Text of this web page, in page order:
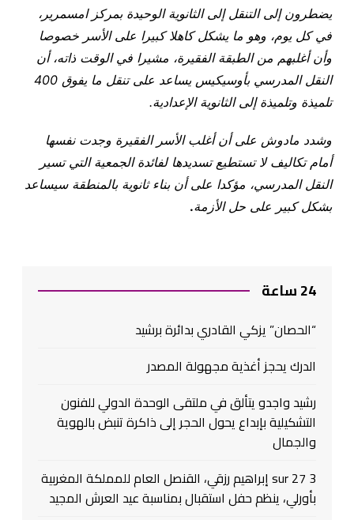
يضطرون إلى التنقل إلى الثانوية الوحيدة بمركز امسمرير،
في كل يوم، وهو ما يشكل كاهلا كبيرا على الأسر خصوصا
وأن أغلبهم من الطبقة الفقيرة، مشيرا في الوقت ذاته، أن
النقل المدرسي بأوسيكيس يساعد على تنقل ما يفوق 400
تلميذة وتلميذة إلى الثانوية الإعدادية.
وشدد مادوش على أن أغلب الأسر الفقيرة وجدت نفسها
أمام تكاليف لا تستطيع تسديدها لفائدة الجمعية التي تسير
النقل المدرسي، مؤكدا على أن بناء ثانوية بالمنطقة سيساعد
بشكل كبير على حل الأزمة.
24 ساعة
“الحصان” يزكي القادري بدائرة برشيد
الدرك يحجز أغذية مجهولة المصدر
رشيد واجدو يتألق في ملتقى الوحدة الدولي للفنون
التشكيلية بإبداع يحول الحجر إلى ذاكرة تنبض بالهوية
والجمال
3 sur 27 إبراهيم رزقي، القنصل العام للمملكة المغربية
بأورلي، ينظم حفل استقبال بمناسبة عيد العرش المجيد